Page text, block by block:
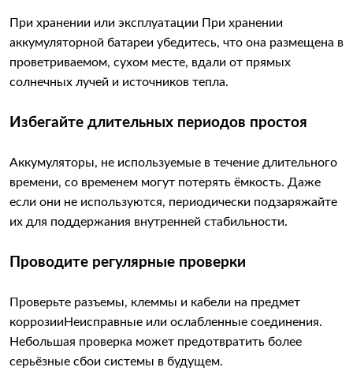
При хранении или эксплуатации При хранении
аккумуляторной батареи убедитесь, что она размещена в
проветриваемом, сухом месте, вдали от прямых
солнечных лучей и источников тепла.
Избегайте длительных периодов простоя
Аккумуляторы, не используемые в течение длительного
времени, со временем могут потерять ёмкость. Даже
если они не используются, периодически подзаряжайте
их для поддержания внутренней стабильности.
Проводите регулярные проверки
Проверьте разъемы, клеммы и кабели на предмет
коррозии Неисправные или ослабленные соединения.
Небольшая проверка может предотвратить более
серьёзные сбои системы в будущем.